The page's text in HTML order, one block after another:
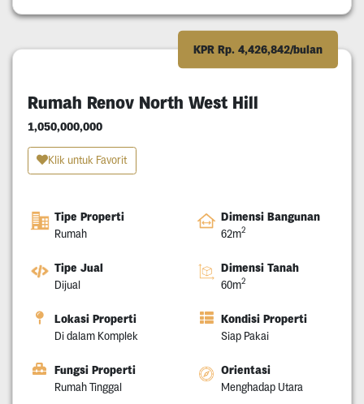
KPR Rp. 4,426,842/bulan
Rumah Renov North West Hill
1,050,000,000
Klik untuk Favorit
Tipe Properti
Rumah
Dimensi Bangunan
62m2
Tipe Jual
Dijual
Dimensi Tanah
60m2
Lokasi Properti
Di dalam Komplek
Kondisi Properti
Siap Pakai
Fungsi Properti
Rumah Tinggal
Orientasi
Menghadap Utara